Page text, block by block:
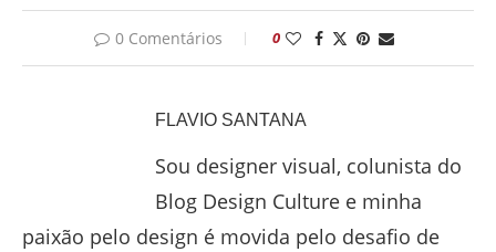
0 Comentários 0
FLAVIO SANTANA
Sou designer visual, colunista do
Blog Design Culture e minha
paixão pelo design é movida pelo desafio de